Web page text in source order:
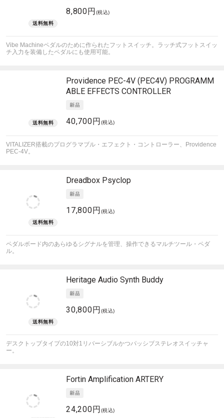
8,800円 (税込)
Vibe Machineペダルのために作られたフットスイッチ。ラッチ式フットスイッ
チ入力を装備したペダルにも使用可能。
Providence PEC-4V (PEC4V) PROGRAMM
ABLE EFFECTS CONTROLLER
40,700円 (税込)
VITALIZER搭載のプログラマブル・エフェクト・コントローラー、Providence
PEC-4V。
Dreadbox Psyclop
17,800円 (税込)
ペダルボード内のあらゆるシグナルを管理、操作できるマルチツール・ペダ
ル。
Heritage Audio Synth Buddy
30,800円 (税込)
デスクトップタイプの10対1リバーシブルかつパッシブステレオスイッチャ
ー。
Fortin Amplification ARTERY
24,200円 (税込)